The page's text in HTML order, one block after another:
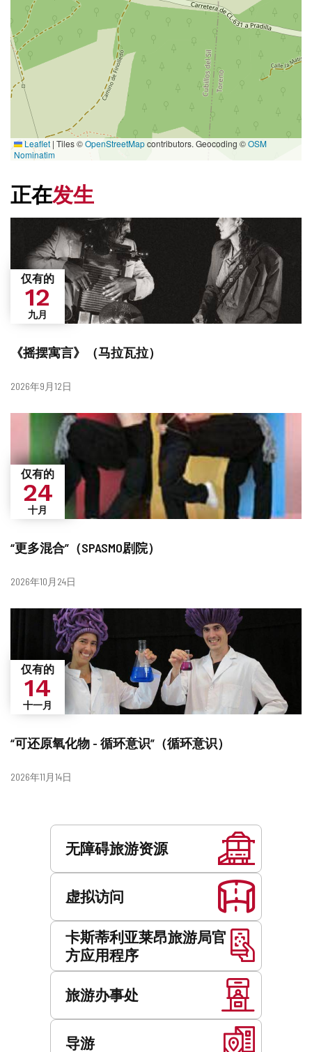
Leaflet | Tiles ©OpenStreetMapcontributors. Geocoding ©OSM
Nominatim
正在发生
《摇摆寓言》（马拉瓦拉）
仅有的
12
九月
日
2026年9月12日
“更多混合”（SPASMO剧院）
仅有的
24
十月
日
2026年10月24日
“可还原氧化物 - 循环意识”（循环意识）
仅有的
14
十一月
日
2026年11月14日
无障碍旅游资源
虚拟访问
卡斯蒂利亚莱昂旅游局官
方应用程序
旅游办事处
导游